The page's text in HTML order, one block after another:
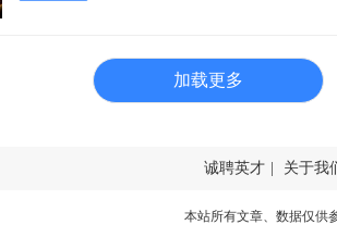
加载更多
诚聘英才 关于我
本站所有文章、数据仅供